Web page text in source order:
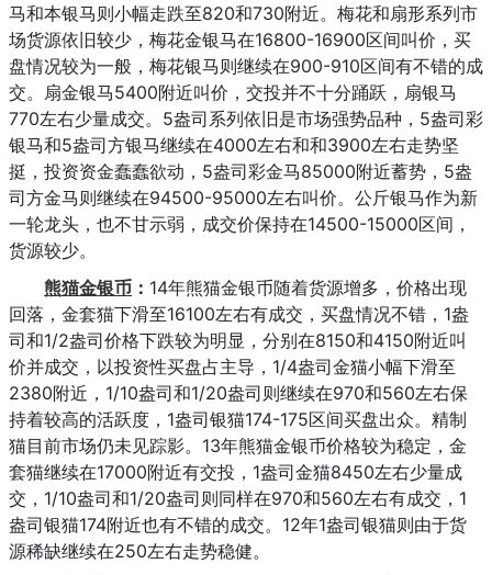
马和本银马则小幅走跌至820和730附近。梅花和扇形系列市
场货源依旧较少，梅花金银马在16800-16900区间叫价，买
盘情况较为一般，梅花银马则继续在900-910区间有不错的成
交。扇金银马5400附近叫价，交投并不十分踊跃，扇银马
770左右少量成交。5盎司系列依旧是市场强势品种，5盎司彩
银马和5盎司方银马继续在4000左右和和3900左右走势坚
挺，投资资金蠢蠢欲动，5盎司彩金马85000附近蓄势，5盎
司方金马则继续在94500-95000左右叫价。公斤银马作为新
一轮龙头，也不甘示弱，成交价保持在14500-15000区间，
货源较少。
熊猫金银币 ： 14年熊猫金银币随着货源增多，价格出现
回落，金套猫下滑至16100左右有成交，买盘情况不错，1盎
司和1/2盎司价格下跌较为明显，分别在8150和4150附近叫
价并成交，以投资性买盘占主导，1/4盎司金猫小幅下滑至
2380附近，1/10盎司和1/20盎司则继续在970和560左右保
持着较高的活跃度，1盎司银猫174-175区间买盘出众。精制
猫目前市场仍未见踪影。13年熊猫金银币价格较为稳定，金
套猫继续在17000附近有交投，1盎司金猫8450左右少量成
交，1/10盎司和1/20盎司则同样在970和560左右有成交，1
盎司银猫174附近也有不错的成交。12年1盎司银猫则由于货
源稀缺继续在250左右走势稳健。